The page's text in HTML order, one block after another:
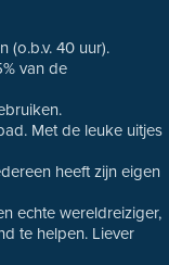
(o.b.v. 40 uur).
van de
Met de leuke uitjes
heeft zijn eigen
echte wereldreiziger,
te helpen. Liever